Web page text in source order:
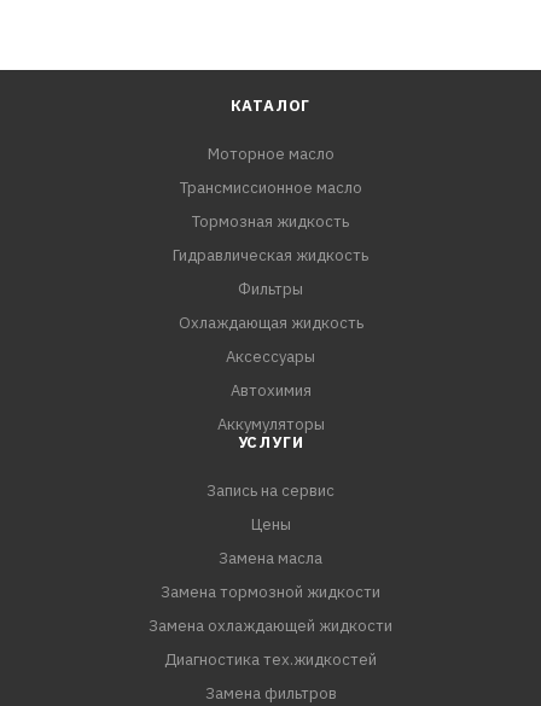
КАТАЛОГ
Моторное масло
Трансмиссионное масло
Тормозная жидкость
Гидравлическая жидкость
Фильтры
Охлаждающая жидкость
Аксессуары
Автохимия
Аккумуляторы
УСЛУГИ
Запись на сервис
Цены
Замена масла
Замена тормозной жидкости
Замена охлаждающей жидкости
Диагностика тех.жидкостей
Замена фильтров